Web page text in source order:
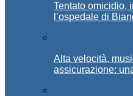
Tentato omicidio,
l’ospedale di
Alta velocità,
assicurazione: